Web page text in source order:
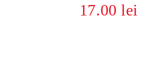
17.00 lei